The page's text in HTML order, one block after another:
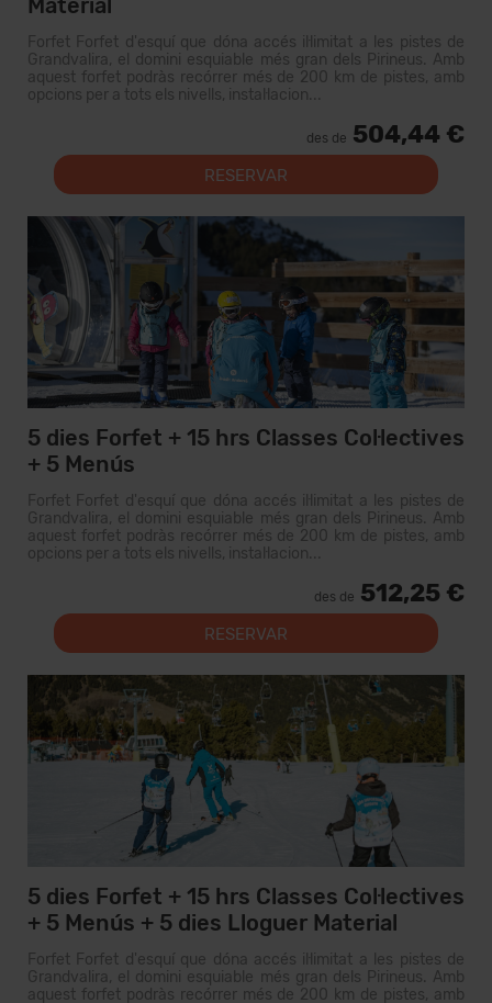
Material
Forfet Forfet d'esquí que dóna accés il·limitat a les pistes de
Grandvalira, el domini esquiable més gran dels Pirineus. Amb
aquest forfet podràs recórrer més de 200 km de pistes, amb
opcions per a tots els nivells, instal·lacion...
des de 504,44 €
RESERVAR
5 dies Forfet + 15 hrs Classes Col·lectives
+ 5 Menús
Forfet Forfet d'esquí que dóna accés il·limitat a les pistes de
Grandvalira, el domini esquiable més gran dels Pirineus. Amb
aquest forfet podràs recórrer més de 200 km de pistes, amb
opcions per a tots els nivells, instal·lacion...
des de 512,25 €
RESERVAR
5 dies Forfet + 15 hrs Classes Col·lectives
+ 5 Menús + 5 dies Lloguer Material
Forfet Forfet d'esquí que dóna accés il·limitat a les pistes de
Grandvalira, el domini esquiable més gran dels Pirineus. Amb
aquest forfet podràs recórrer més de 200 km de pistes, amb